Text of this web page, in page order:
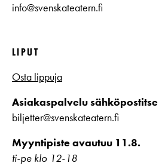
info@svenskateatern.fi
LIPUT
Osta lippuja
Asiakaspalvelu sähköpostitse
biljetter@svenskateatern.fi
Myyntipiste avautuu 11.8.
ti-pe klo 12-18